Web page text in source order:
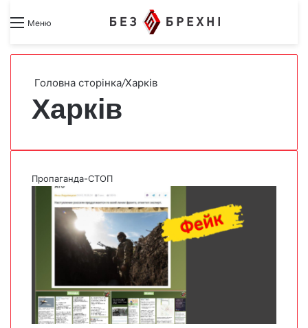
Меню Search forSwitch skin
Головна сторінка/Харків
Харків
Пропаганда-СТОП